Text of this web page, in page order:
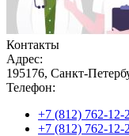
Контакты
Адрес:
195176, Санкт-
Телефон:
+7 (812) 762-12-
+7 (812) 762-12-